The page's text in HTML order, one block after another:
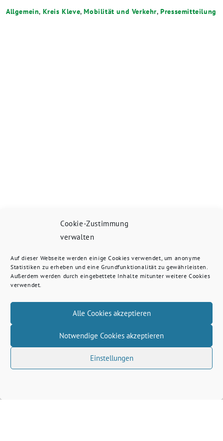
Cookie-Zustimmung
verwalten
Auf dieser Webseite werden einige Cookies verwendet, um anonyme
Statistiken zu erheben und eine Grundfunktionalität zu gewährleisten.
Außerdem werden durch eingebettete Inhalte mitunter weitere Cookies
verwendet.
Alle Cookies akzeptieren
Notwendige Cookies akzeptieren
Einstellungen
Allgemein, Kreis Kleve,Mobilität und Verkehr,Pressemitteilung